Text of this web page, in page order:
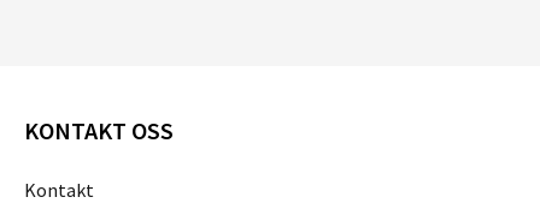
KONTAKT OSS
Kontakt